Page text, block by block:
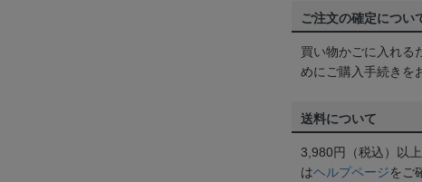
ご注文の確定につい
買い物かごに入れる
めにご購入手続きを
送料について
3,980円（税込）以
はヘルプページをご